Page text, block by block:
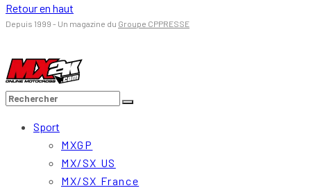
Retour en haut
Depuis 1999 - Un magazine du Groupe CPPRESSE
Sport
MXGP
MX/SX US
MX/SX France